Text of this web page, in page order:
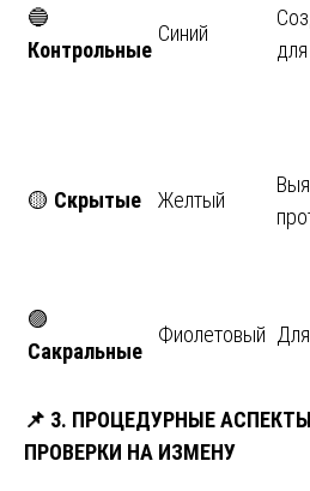
🔵
Контрольные
Синий
🟡 Скрытые Желтый
🟣
Сакральные
Фиолетовый
📌 3. ПРОЦЕДУРНЫЕ
ПРОВЕРКИ НА ИЗМЕНУ